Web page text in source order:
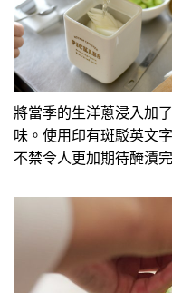
將當季的生洋蔥浸入加
味。使用印有斑駁英文
不禁令人更加期待醃漬